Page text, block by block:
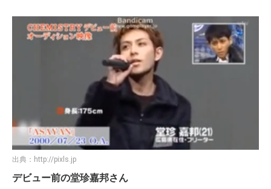
出典： http://pixls.jp
デビュー前の堂珍嘉邦さん